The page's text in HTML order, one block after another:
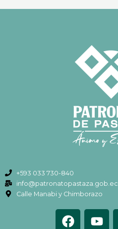
+593 033 730-840
info@patronatopastaza.gob.ec
Calle Manabi y Chimborazo
F
Y